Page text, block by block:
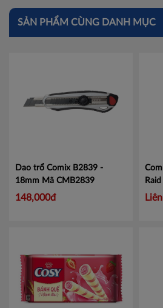
SẢN PHẨM CÙNG DANH MỤC
Dao trổ Comix B2839 -
18mm Mã CMB2839
148,000đ